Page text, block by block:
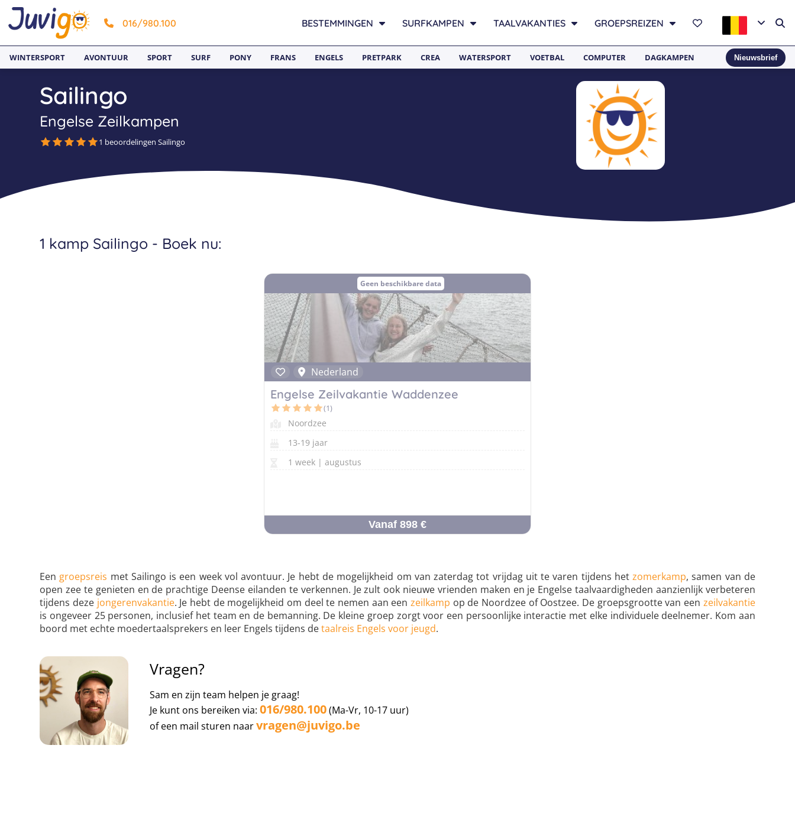
016/980.100 BESTEMMINGEN SURFKAMPEN TAALVAKANTIES GROEPSREIZEN
WINTERSPORT AVONTUUR SPORT SURF PONY FRANS ENGELS PRETPARK CREA WATERSPORT VOETBAL COMPUTER DAGKAMPEN Nieuwsbrief
Sailingo
Engelse Zeilkampen
1 beoordelingen Sailingo
1 kamp Sailingo - Boek nu:
Geen beschikbare data
Nederland
Engelse Zeilvakantie Waddenzee
(1)
Noordzee
13-19 jaar
1 week | augustus
Vanaf 898 €
Een groepsreis met Sailingo is een week vol avontuur. Je hebt de mogelijkheid om van zaterdag tot vrijdag uit te varen tijdens hetzomerkamp, samen van de
open zee te genieten en de prachtige Deense eilanden te verkennen. Je zult ook nieuwe vrienden maken en je Engelse taalvaardigheden aanzienlijk verbeteren
tijdens deze jongerenvakantie. Je hebt de mogelijkheid om deel te nemen aan eenzeilkamp op de Noordzee of Oostzee. De groepsgrootte van een zeilvakantie
is ongeveer 25 personen, inclusief het team en de bemanning. De kleine groep zorgt voor een persoonlijke interactie met elke individuele deelnemer. Kom aan
boord met echte moedertaalsprekers en leer Engels tijdens detaalreis Engels voor jeugd.
Vragen?
Sam en zijn team helpen je graag!
Je kunt ons bereiken via:016/980.100(Ma-Vr, 10-17 uur)
of een mail sturen naarvragen@juvigo.be